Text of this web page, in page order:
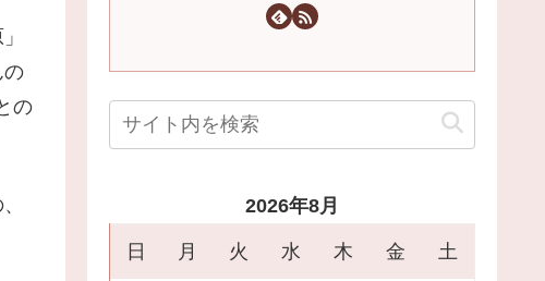
の
の
2026年8月
日 月 火 水 木 金 土